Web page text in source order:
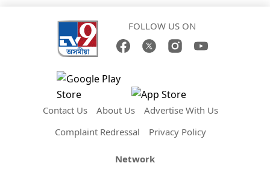
FOLLOW US ON
Contact Us About Us
Advertise With Us
Complaint Redressal
Privacy Policy
Network